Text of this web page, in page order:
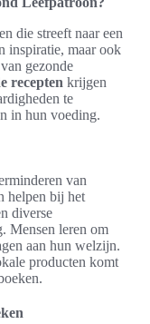
die streeft naar een
inspiratie, maar ook
gezonde
recepten krijgen
te
in hun voeding.
van
helpen bij het
diverse
Mensen leren om
aan hun welzijn.
producten komt